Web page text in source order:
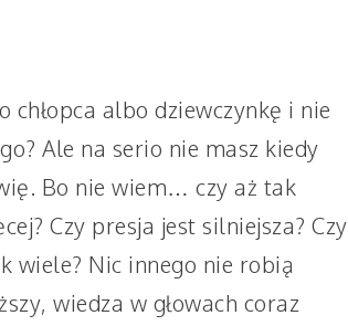
albo dziewczynkę i nie
Ale na serio nie masz kiedy
Bo nie wiem… czy aż tak
Czy presja jest silniejsza? Czy
wiele? Nic innego nie robią
wiedza w głowach coraz